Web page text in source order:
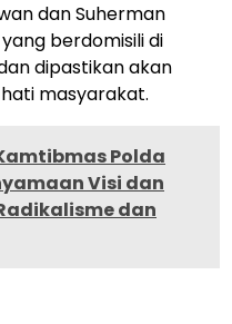
dan Suherman
berdomisili di
dipastikan akan
masyarakat.
Polda
Visi dan
dan